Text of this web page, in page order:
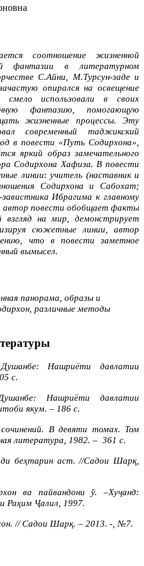
соотношение жизненной
фантазии в литературном
С.Айни, М.Турсун-заде и
опирался на освещение
смело использовали в своих
фантазию, помогающую
жизненные процессы. Эту
современный таджикский
в повести «Путь Содирхона»,
яркий образ замечательного
Содирхона Хафиза. В повести
линии: учитель (наставник и
Содирхона и Сабохат;
Ибрагима к главному
автор повести обобщает факты
взгляд на мир, демонстрирует
сюжетные линии, автор
что в повести заметное
вымысел.
панорама, образы и
различные методы
Нашриёти давлатии
с.
Нашриёти давлатии
якум. – 186 с.
В девяти томах. Том
литература, 1982. – 361 с.
беҳтарин аст. //Садои Шарқ,
ва пайвандони ў. –Хуҷанд:
Раҳим Ҷалил, 1997.
// Садои Шарқ. – 2013. -, №7.